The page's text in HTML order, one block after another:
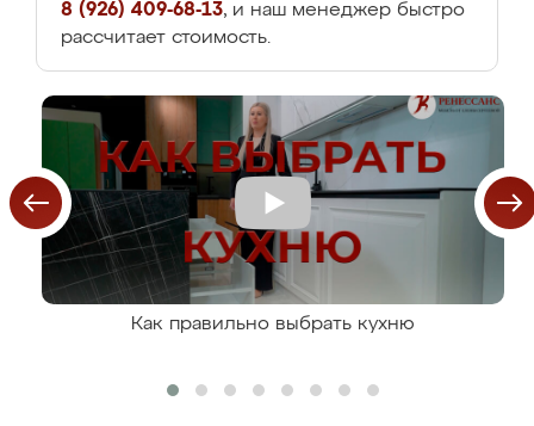
8 (926) 409-68-13, и наш менеджер быстро
рассчитает стоимость.
Как правильно выбрать кухню